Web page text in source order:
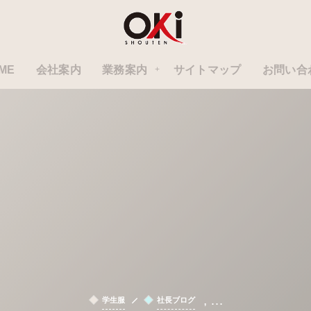
会社案内 業務案内 サイトマップ お問い合
学生服 社長ブログ , …